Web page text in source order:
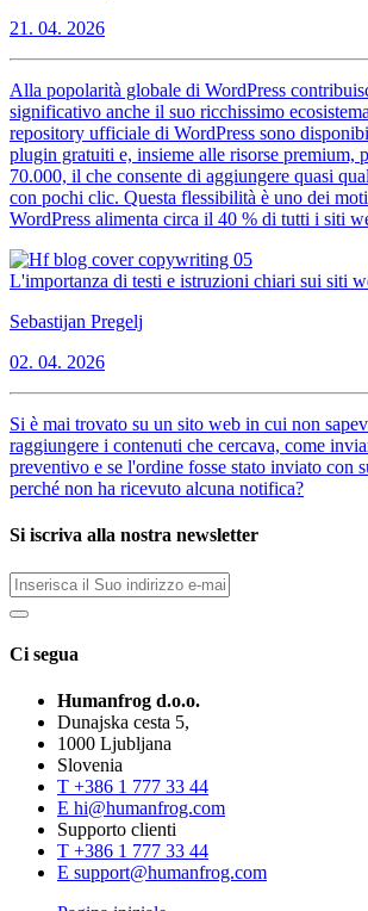
21. 04. 2026
Alla popolarità globale di WordPress
significativo anche il suo ricchissimo
repository ufficiale di WordPress sono
plugin gratuiti e, insieme alle risorse premium,
70.000, il che consente di aggiungere quasi
con pochi clic. Questa flessibilità è uno dei
WordPress alimenta circa il 40 % di tutti i siti
L'importanza di testi e istruzioni chiari sui siti
Sebastijan Pregelj
02. 04. 2026
Si è mai trovato su un sito web in cui non
raggiungere i contenuti che cercava, come
preventivo e se l'ordine fosse stato inviato con
perché non ha ricevuto alcuna notifica?
Si iscriva alla nostra newsletter
Ci segua
Humanfrog d.o.o.
Dunajska cesta 5,
1000 Ljubljana
Slovenia
T +386 1 777 33 44
E hi@humanfrog.com
Supporto clienti
T +386 1 777 33 44
E support@humanfrog.com